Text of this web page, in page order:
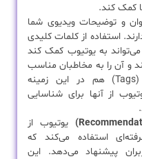
کمک کند.
و توضیحات ویدیوی شما
استفاده از کلمات کلیدی
به یوتیوب کمک کند
و آن را به مخاطبان مناسب
پیشنهاد دهد. برچسب‌ها (Tags) هم در این زمینه
از آنها برای شناسایی
یوتیوب از
استفاده می‌کند که
پیشنهاد می‌دهد. این